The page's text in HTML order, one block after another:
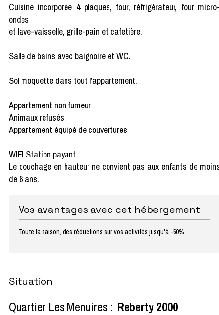
Cuisine incorporée 4 plaques, four, réfrigérateur, four
ondes
et lave-vaisselle, grille-pain et cafetière.
Salle de bains avec baignoire et WC.
Sol moquette dans tout l'appartement.
Appartement non fumeur
Animaux refusés
Appartement équipé de couvertures
WIFI Station payant
Le couchage en hauteur ne convient pas aux enfants de
de 6 ans.
Vos avantages avec cet hébergement
Toute la saison, des réductions sur vos activités jusqu'à -50%
Situation
Quartier Les Menuires : Reberty 2000